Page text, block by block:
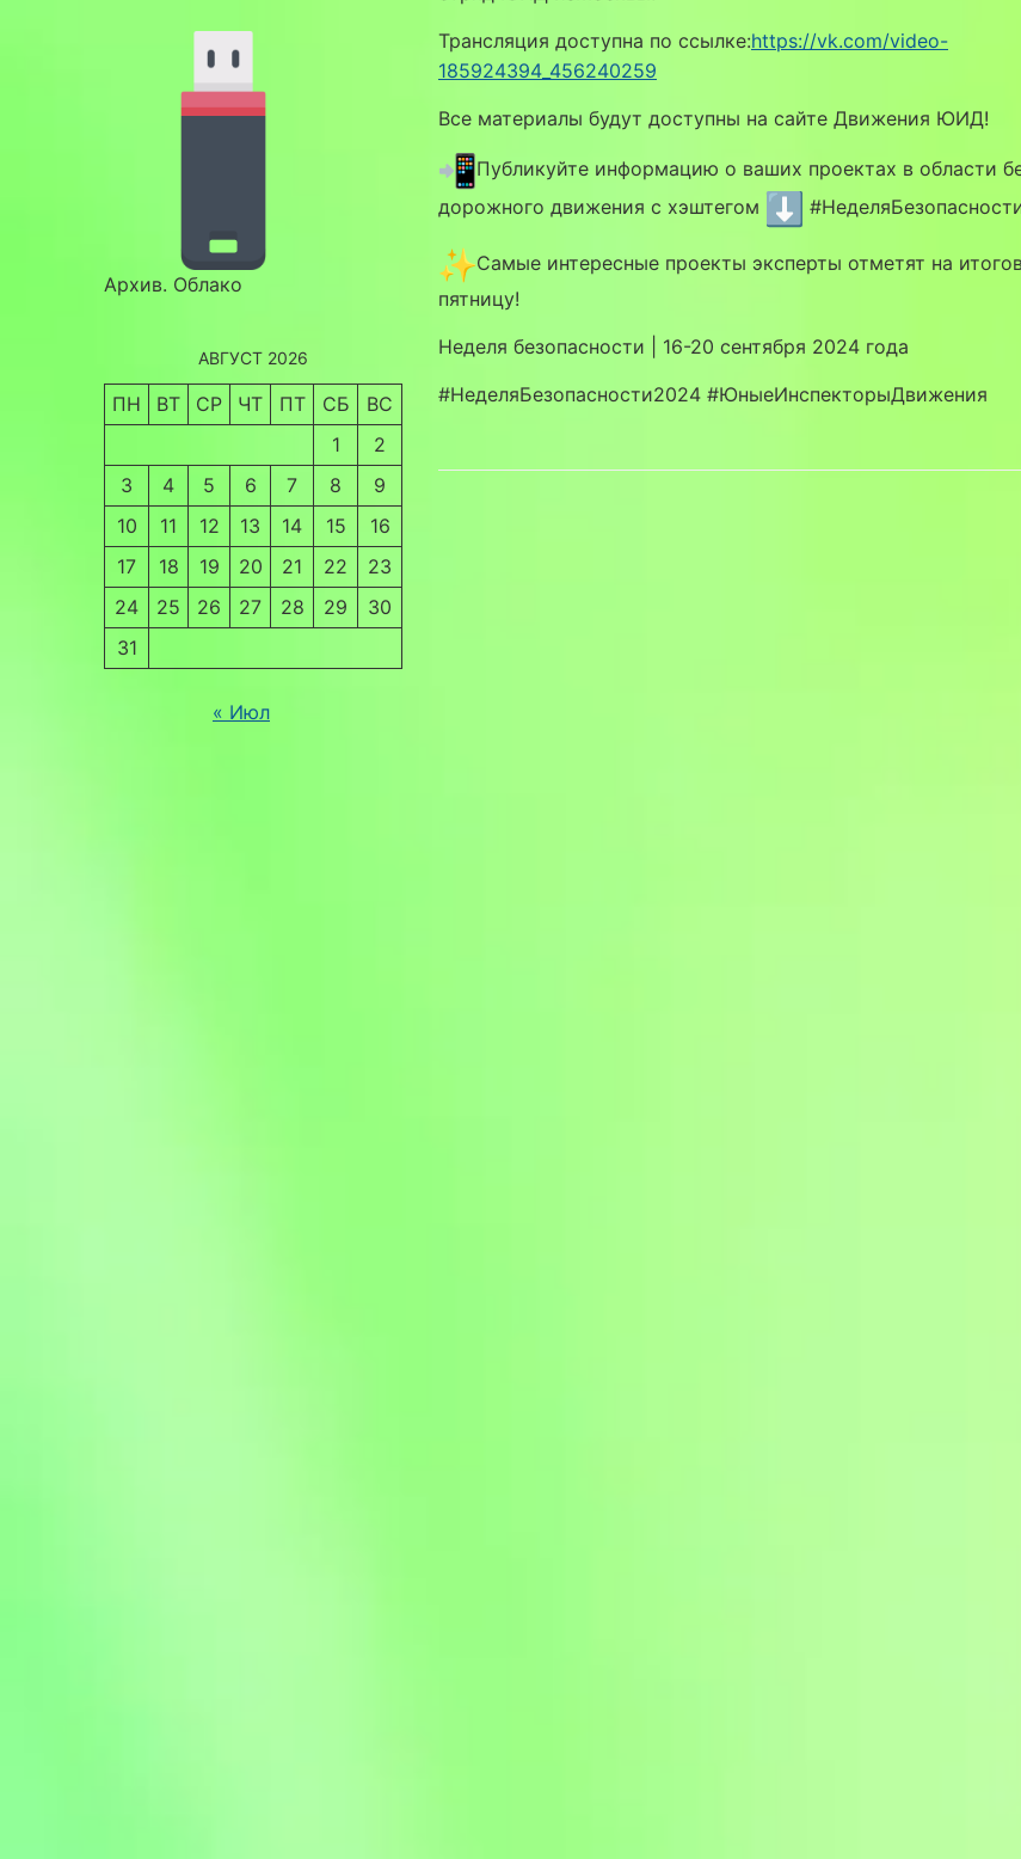
Архив. Облако
АВГУСТ 2026
ПН ВТ СР ЧТ ПТ СБ
ВС
1
2
3
4 5 6 7 8
9
10
11 12 13 14 15
16
17
18 19 20 21 22
23
24
25 26 27 28 29
30
31
« Июл
Трансляция доступна по ссылке:https://vk.com/video-
185924394_456240259
Все материалы будут доступны на сайте Движения ЮИД!
Публикуйте информацию о ваших проектах в области
дорожного движения с хэштегом
Самые интересные проекты эксперты отметят на
пятницу!
Неделя безопасности | 16-20 сентября 2024 года
#НеделяБезопасности2024 #ЮныеИнспекторыДвижения